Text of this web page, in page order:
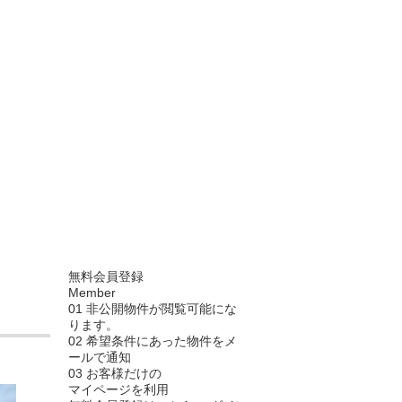
無料会員登録
Member
01 非公開物件が閲覧可能にな
ります。
02 希望条件にあった物件をメ
ールで通知
03 お客様だけの
マイページを利用